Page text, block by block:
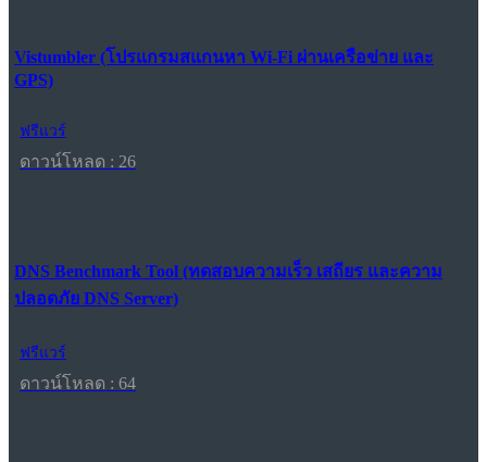
Vistumbler (โปรแกรมสแกนหา Wi-Fi ผ่านเครือข่าย และ
GPS)
ฟรีแวร์
ดาวน์โหลด : 26
DNS Benchmark Tool (ทดสอบความเร็ว เสถียร และความ
ปลอดภัย DNS Server)
ฟรีแวร์
ดาวน์โหลด : 64